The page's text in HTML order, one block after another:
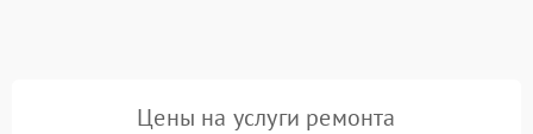
Цены на услуги ремонта